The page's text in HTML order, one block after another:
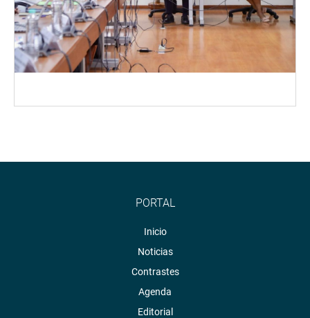
PORTAL
Inicio
Noticias
Contrastes
Agenda
Editorial